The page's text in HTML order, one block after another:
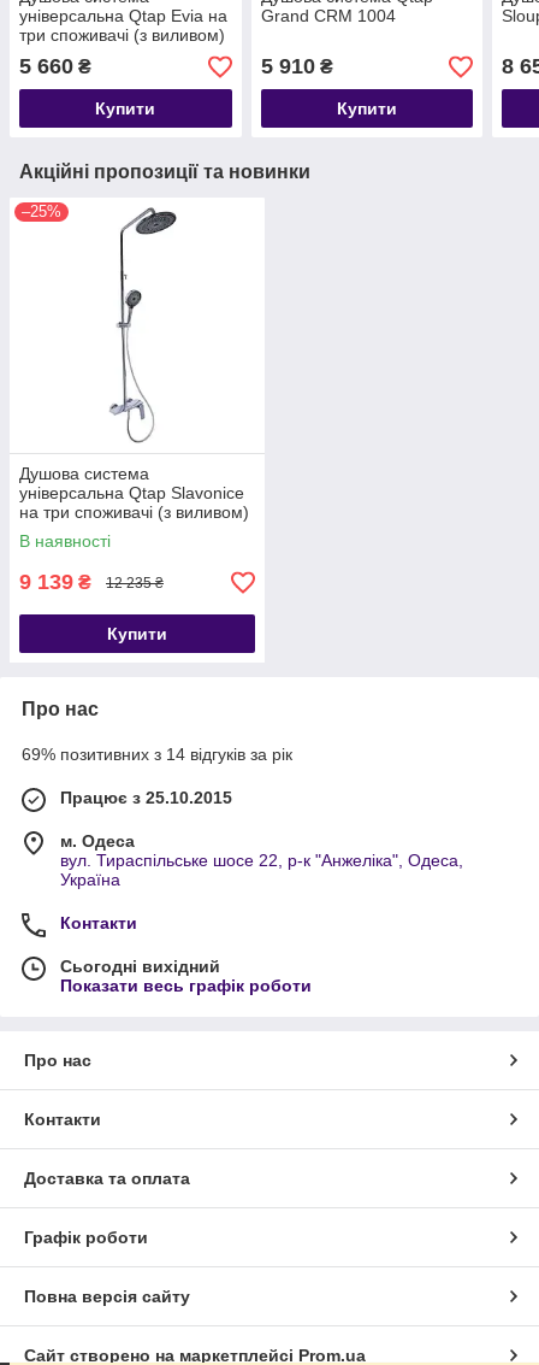
універсальна Qtap Evia на
три споживачі (з виливом)
QTEVI111CRM47583
Chrome
5 660 ₴
Купити
Grand CRM 1004
5 910₴
Купити
8
Акційні пропозиції та новинки
–25%
Душова система
універсальна Qtap Slavonice
на три споживачі (з виливом)
QTSLA111CRM45904 Chrome
В наявності
9 139 ₴ 12 235 ₴
Купити
Про нас
69% позитивних з 14 відгуків за рік
Працює з 25.10.2015
м. Одеса
вул. Тираспільське шосе 22, р-к "Анжеліка", Одеса,
Україна
Контакти
Сьогодні вихідний
Показати весь графік роботи
Про нас
Контакти
Доставка та оплата
Графік роботи
Повна версія сайту
Сайт створено на маркетплейсі Prom.ua